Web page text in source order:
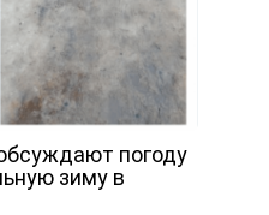
погоду
зиму в